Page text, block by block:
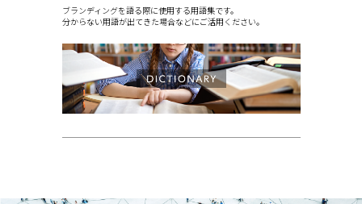
ブランディングを語る際に使用する用語集です。
分からない用語が出てきた場合などにご活用ください。